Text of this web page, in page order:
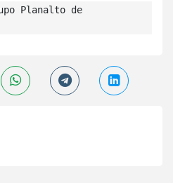
Planalto de